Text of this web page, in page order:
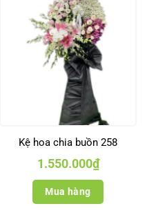
Kệ hoa chia buồn 258
1.550.000₫
Mua hàng